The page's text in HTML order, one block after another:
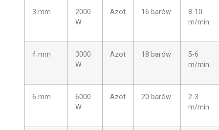
3 mm
2000
W
Azot 16 barów
8-10
m/min
4 mm
3000
W
Azot 18 barów
5-6
m/min
6 mm
6000
W
Azot 20 barów
2-3
m/min